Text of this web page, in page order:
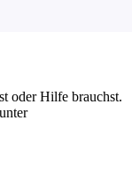
oder Hilfe brauchst.